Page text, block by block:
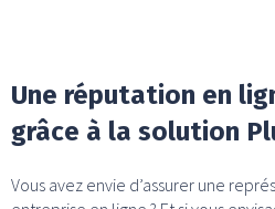
Une réputation en
grâce à la solution
Vous avez envie d’assurer une